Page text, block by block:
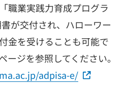
職業実践力育成プログラ
が交付され、ハローワー
金を受けることも可能で
ージを参照してください。
adpisa-e/